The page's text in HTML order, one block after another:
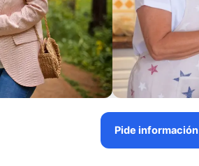
Pide información